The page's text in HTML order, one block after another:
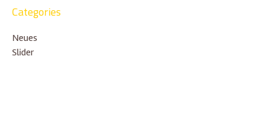
Categories
Neues
Slider